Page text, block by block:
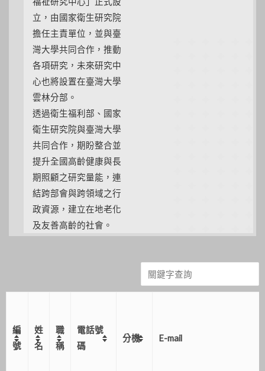
立，由國家衛生研究院
擔任主責單位，並與臺
灣大學共同合作，推動
各項研究，未來研究中
心也將設置在臺灣大學
雲林分部。
透過衛生福利部、國家
衛生研究院與臺灣大學
共同合作，期盼整合並
提升全國高齡健康與長
期照顧之研究量能，連
結跨部會與跨領域之行
政資源，建立在地老化
及友善高齡的社會。
編
號
姓
名
職
稱
電話號
碼
分機 E-mail